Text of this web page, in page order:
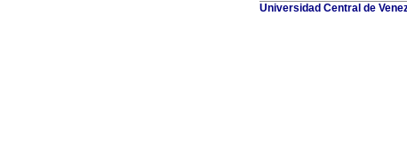
Universidad Central de